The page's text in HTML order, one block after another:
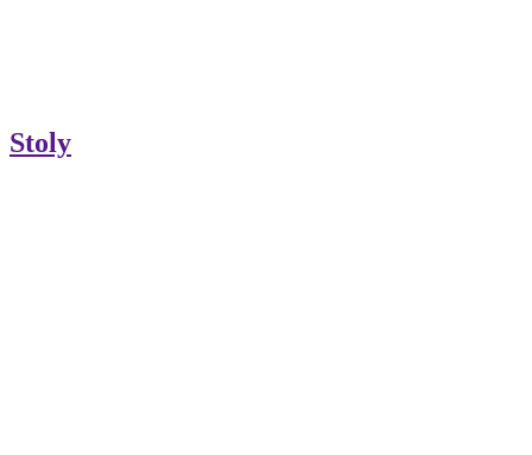
Stoly